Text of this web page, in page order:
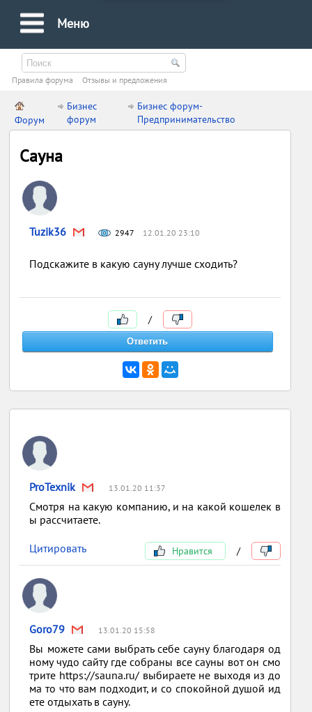
Меню
Правила форума Oтзывы и предложения
Форум
Бизнес
форум
Бизнес форум-
Предпринимательство
Сауна
Tuzik36 2947 12.01.20 23:10
Подскажите в какую сауну лучше сходить?
/
ProTexnik 13.01.20 11:37
Смотря на какую компанию, и на какой кошелек в
ы рассчитаете.
Цитировать Нравится /
Goro79 13.01.20 15:58
Вы можете сами выбрать себе сауну благодаря од
ному чудо сайту где собраны все сауны вот он смо
трите https://sauna.ru/ выбираете не выходя из до
ма то что вам подходит, и со спокойной душой ид
ете отдыхать в сауну.